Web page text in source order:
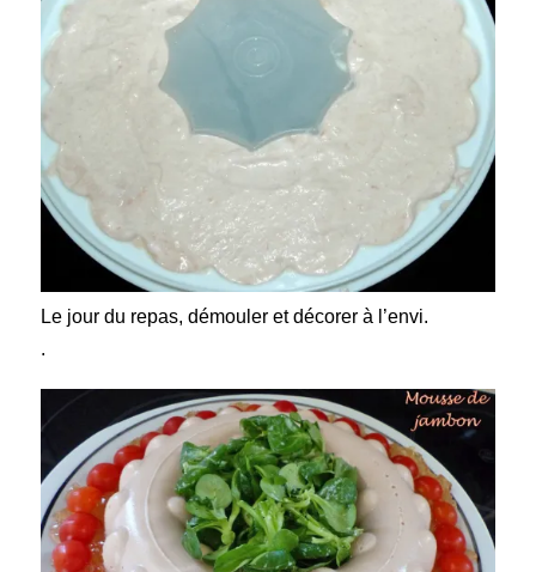
Le jour du repas, démouler et décorer à l’envi.
.